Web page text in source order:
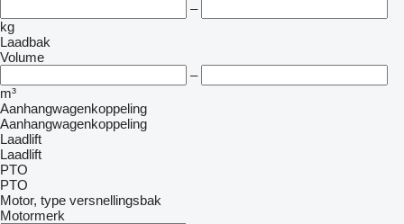
–
kg
Laadbak
Volume
–
m³
Aanhangwagenkoppeling
Aanhangwagenkoppeling
Laadlift
Laadlift
PTO
PTO
Motor, type versnellingsbak
Motormerk